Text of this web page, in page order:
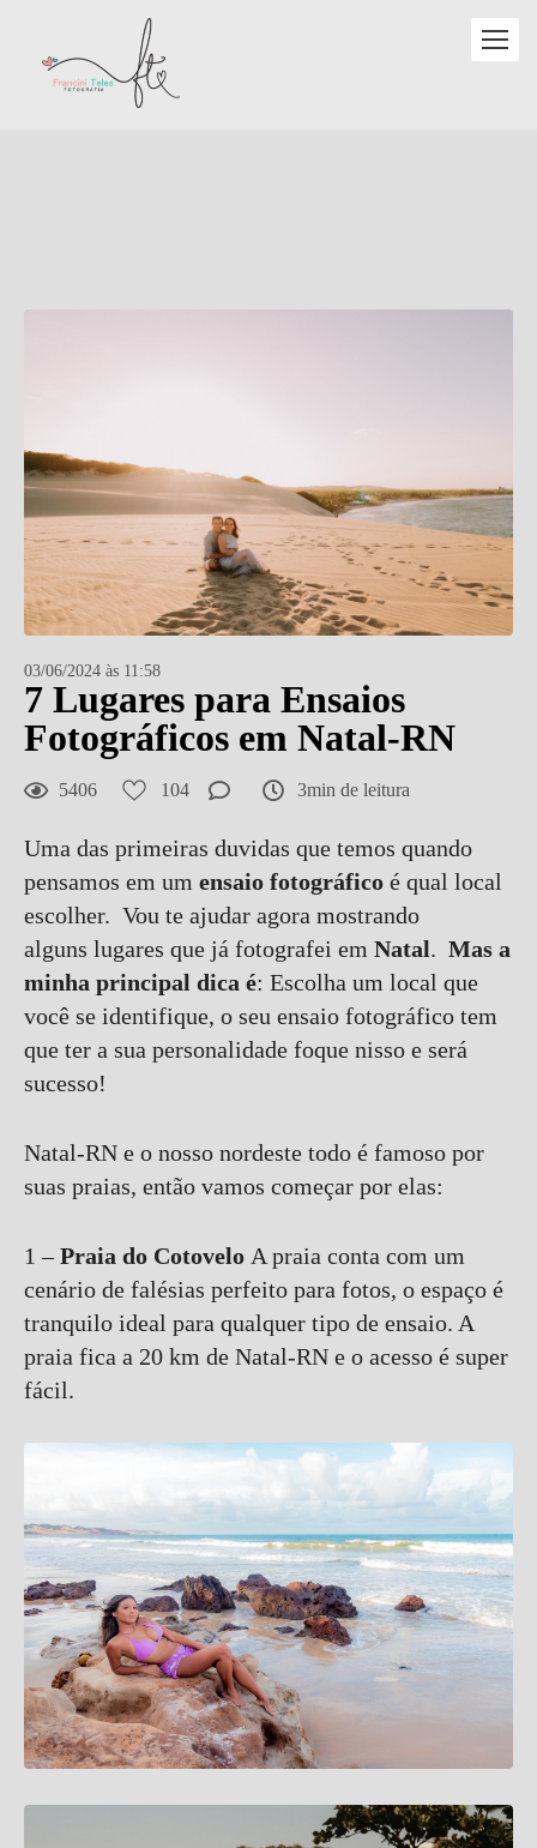
03/06/2024 às 11:58
7 Lugares para Ensaios
Fotográficos em Natal-RN
5406 104 3min de leitura
Uma das primeiras duvidas que temos quando
pensamos em um ensaio fotográfico é qual local
escolher. Vou te ajudar agora mostrando
alguns lugares que já fotografei em Natal. Mas a
minha principal dica é: Escolha um local que
você se identifique, o seu ensaio fotográfico tem
que ter a sua personalidade foque nisso e será
sucesso!
Natal-RN e o nosso nordeste todo é famoso por
suas praias, então vamos começar por elas:
1 –Praia do Cotovelo A praia conta com um
cenário de falésias perfeito para fotos, o espaço é
tranquilo ideal para qualquer tipo de ensaio. A
praia fica a 20 km de Natal-RN e o acesso é super
fácil.